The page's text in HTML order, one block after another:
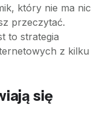
który nie ma nic
przeczytać.
to strategia
z kilku
się